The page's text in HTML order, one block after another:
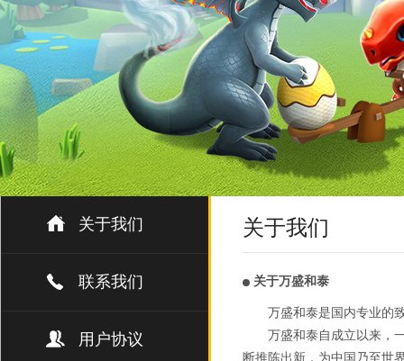
关于我们
联系我们
用户协议
关于我们
关于万盛和泰
万盛和泰是国内专业的
万盛和泰自成立以来，
断推陈出新，为中国乃至世